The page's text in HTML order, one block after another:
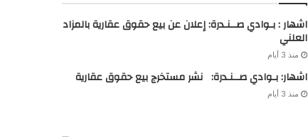
اشهار : بـوادي صــنـدرة: إعلان عن بيع حقوق عقارية بالمزاد
العلني
منذ 3 أيام
اشهار: بـوادي صــنـدرة: نشر مستخرج بيع حقوق عقارية
منذ 3 أيام